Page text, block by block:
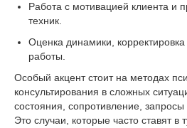
Работа с мотивацией клиента и
техник.
Оценка динамики,
работы.
Особый акцент стоит на методах
консультирования в сложных
состояния, сопротивление, запросы
Это случаи, которые часто ставят в